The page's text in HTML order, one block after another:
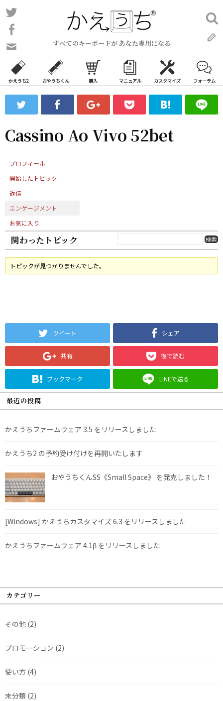
コ
ン
ン
ツ
ス
ッ
すべてのキーボードが あなた専用になる
い
合
わ
フ
ォ
ム
検
索:
かえうち2 おやうちくん 購入 マニュアル カスタマイズ フォーラム
Cassino Ao Vivo 52bet
プロフィール
開始したトピック
返信
エンゲージメント
お気に入り
関わったトピック
トピックが見つかりませんでした。
ツイート シェア
共有 後で読む
ブックマーク LINEで送る
最近の投稿
かえうちファームウェア 3.5 をリリースしました
かえうち2 の予約受け付けを再開いたします
おやうちくんSS《Small Space》 を発売しました！
[Windows] かえうちカスタマイズ 6.3 をリリースしました
かえうちファームウェア 4.1β をリリースしました
カテゴリー
その他 (2)
プロモーション (2)
使い方 (4)
未分類 (2)